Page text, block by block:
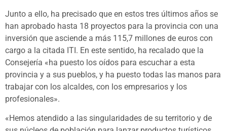
Junto a ello, ha precisado que en estos tres últimos años se
han aprobado hasta 18 proyectos para la provincia con una
inversión que asciende a más 115,7 millones de euros con
cargo a la citada ITI. En este sentido, ha recalado que la
Consejería «ha puesto los oídos para escuchar a esta
provincia y a sus pueblos, y ha puesto todas las manos para
trabajar con los alcaldes, con los empresarios y los
profesionales».
«Hemos atendido a las singularidades de su territorio y de